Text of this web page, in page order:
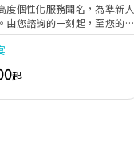
度個性化服務聞名，為準新人
由您諮詢的一刻起，至您的大
會為您攜手實現夢想婚禮。
起